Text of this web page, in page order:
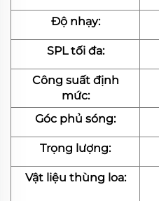
Độ nhạy:
SPL tối đa:
Công suất định
mức:
Góc phủ sóng:
Trọng lượng:
Vật liệu thùng loa: